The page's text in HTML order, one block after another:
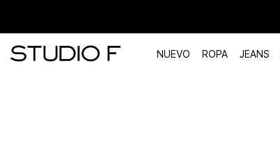
NUEVO ROPA JEANS